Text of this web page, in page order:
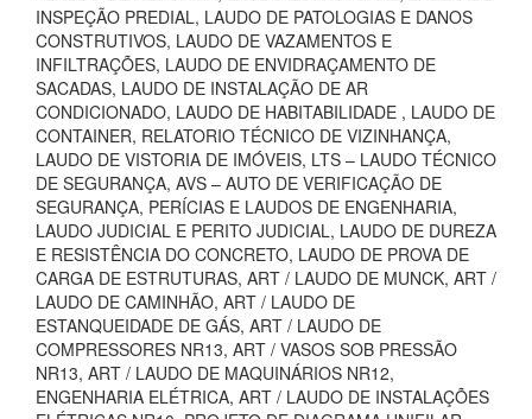
INSPEÇÃO PREDIAL, LAUDO DE PATOLOGIAS E DANOS
CONSTRUTIVOS, LAUDO DE VAZAMENTOS E
INFILTRAÇÕES, LAUDO DE ENVIDRAÇAMENTO DE
SACADAS, LAUDO DE INSTALAÇÃO DE AR
CONDICIONADO, LAUDO DE HABITABILIDADE , LAUDO DE
CONTAINER, RELATORIO TÉCNICO DE VIZINHANÇA,
LAUDO DE VISTORIA DE IMÓVEIS, LTS – LAUDO TÉCNICO
DE SEGURANÇA, AVS – AUTO DE VERIFICAÇÃO DE
SEGURANÇA, PERÍCIAS E LAUDOS DE ENGENHARIA,
LAUDO JUDICIAL E PERITO JUDICIAL, LAUDO DE DUREZA
E RESISTÊNCIA DO CONCRETO, LAUDO DE PROVA DE
CARGA DE ESTRUTURAS, ART / LAUDO DE MUNCK, ART /
LAUDO DE CAMINHÃO, ART / LAUDO DE
ESTANQUEIDADE DE GÁS, ART / LAUDO DE
COMPRESSORES NR13, ART / VASOS SOB PRESSÃO
NR13, ART / LAUDO DE MAQUINÁRIOS NR12,
ENGENHARIA ELÉTRICA, ART / LAUDO DE INSTALAÇÕES